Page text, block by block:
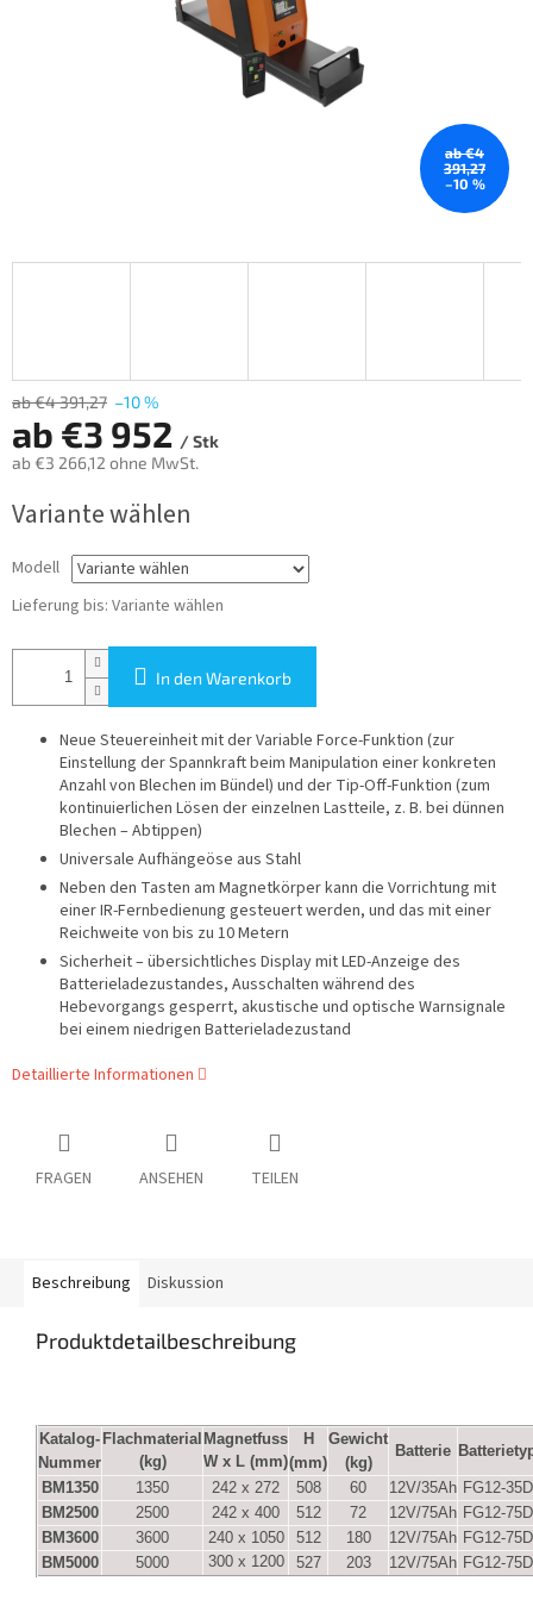
ab €4
391,27
–10 %
ab €4 391,27 –10 %
ab €3 952 / Stk
ab €3 266,12 ohne MwSt.
Variante wählen
Modell
Lieferung bis: Variante wählen
In den Warenkorb
Neue Steuereinheit mit der Variable Force-Funktion (zur
Einstellung der Spannkraft beim Manipulation einer konkreten
Anzahl von Blechen im Bündel) und der Tip-Off-Funktion (zum
kontinuierlichen Lösen der einzelnen Lastteile, z. B. bei dünnen
Blechen – Abtippen)
Universale Aufhängeöse aus Stahl
Neben den Tasten am Magnetkörper kann die Vorrichtung mit
einer IR-Fernbedienung gesteuert werden, und das mit einer
Reichweite von bis zu 10 Metern
Sicherheit – übersichtliches Display mit LED-Anzeige des
Batterieladezustandes, Ausschalten während des
Hebevorgangs gesperrt, akustische und optische Warnsignale
bei einem niedrigen Batterieladezustand
Detaillierte Informationen
FRAGEN ANSEHEN TEILEN
Beschreibung Diskussion
Produktdetailbeschreibung
Katalog-
Nummer
F lachmaterial
(kg)
Magnetfuss
W x L (mm)
H
(mm)
Gewicht
(kg)
Batterie
BM1350 1350 242 x 272 508 60 12V/35Ah FG12-35D
BM2500
2500 242 x 400 512 72 12V/75Ah FG12-75D
BM3600
3600 240 x 1050 512 180 12V/75Ah FG12-75D
BM5000
5000 300 x 1200 527 203 12V/75Ah FG12-75D